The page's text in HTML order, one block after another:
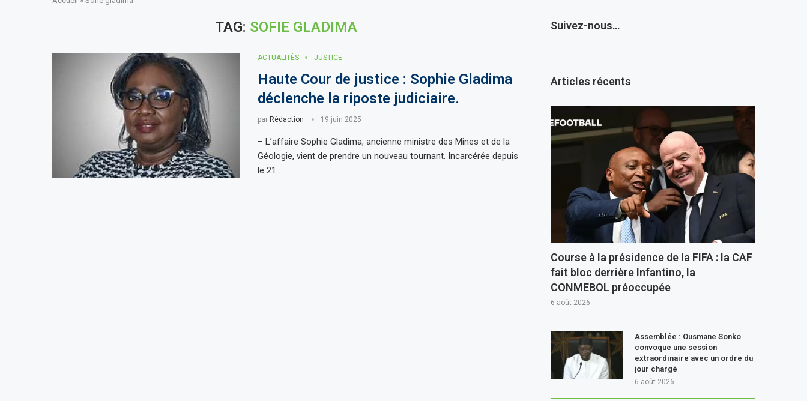
TAG: SOFIE GLADIMA
ACTUALITÈS JUSTICE
Haute Cour de justice : Sophie Gladima
déclenche la riposte judiciaire.
par Rédaction 19 juin 2025
– L’affaire Sophie Gladima, ancienne ministre des Mines et de la
Géologie, vient de prendre un nouveau tournant. Incarcérée depuis
le 21 …
Suivez-nous…
Articles récents
Course à la présidence de la FIFA : la CAF
fait bloc derrière Infantino, la
CONMEBOL préoccupée
6 août 2026
Assemblée : Ousmane Sonko
convoque une session
extraordinaire avec un ordre du
jour chargé
6 août 2026